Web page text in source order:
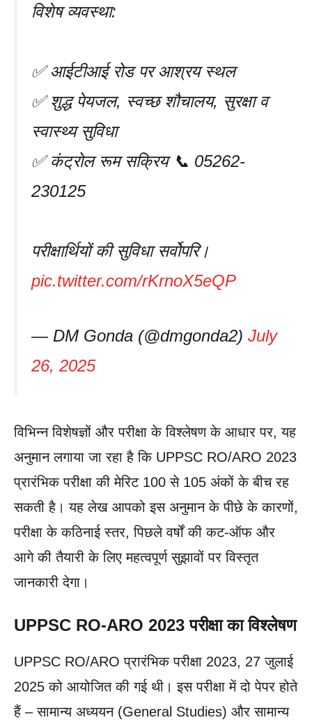
विशेष व्यवस्था:
✅ आईटीआई रोड पर आश्रय स्थल
✅ शुद्ध पेयजल, स्वच्छ शौचालय, सुरक्षा व
स्वास्थ्य सुविधा
✅ कंट्रोल रूम सक्रिय 📞 05262-
230125
परीक्षार्थियों की सुविधा सर्वोपरि।
pic.twitter.com/rKrnoX5eQP
— DM Gonda (@dmgonda2) July
26, 2025
विभिन्न विशेषज्ञों और परीक्षा के विश्लेषण के आधार पर, यह
अनुमान लगाया जा रहा है कि UPPSC RO/ARO 2023
प्रारंभिक परीक्षा की मेरिट 100 से 105 अंकों के बीच रह
सकती है। यह लेख आपको इस अनुमान के पीछे के कारणों,
परीक्षा के कठिनाई स्तर, पिछले वर्षों की कट-ऑफ और
आगे की तैयारी के लिए महत्वपूर्ण सुझावों पर विस्तृत
जानकारी देगा।
UPPSC RO-ARO 2023 परीक्षा का विश्लेषण
UPPSC RO/ARO प्रारंभिक परीक्षा 2023, 27 जुलाई
2025 को आयोजित की गई थी। इस परीक्षा में दो पेपर होते
हैं – सामान्य अध्ययन (General Studies) और सामान्य